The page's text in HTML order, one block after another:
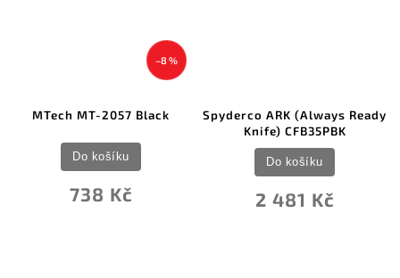
–8 %
MTech MT-2057 Black
738 Kč
Do košíku
Spyderco ARK (Always Ready
Knife) CFB35PBK
2 481 Kč
Do košíku